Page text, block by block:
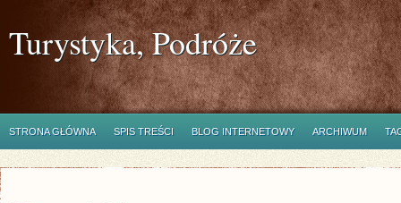
Turystyka, Podróże
STRONA GŁÓWNA SPIS TREŚCI BLOG INTERNETOWY ARCHIWUM